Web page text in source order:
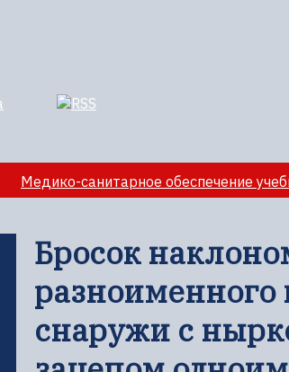
Медико-санитарное обеспечение
Бросок
разноименного
снаружи с